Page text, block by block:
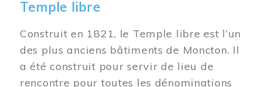
Temple libre
Construit en 1821, le Temple libre est l’un
des plus anciens bâtiments de Moncton. Il
a été construit pour servir de lieu de
rencontre pour toutes les dénominations